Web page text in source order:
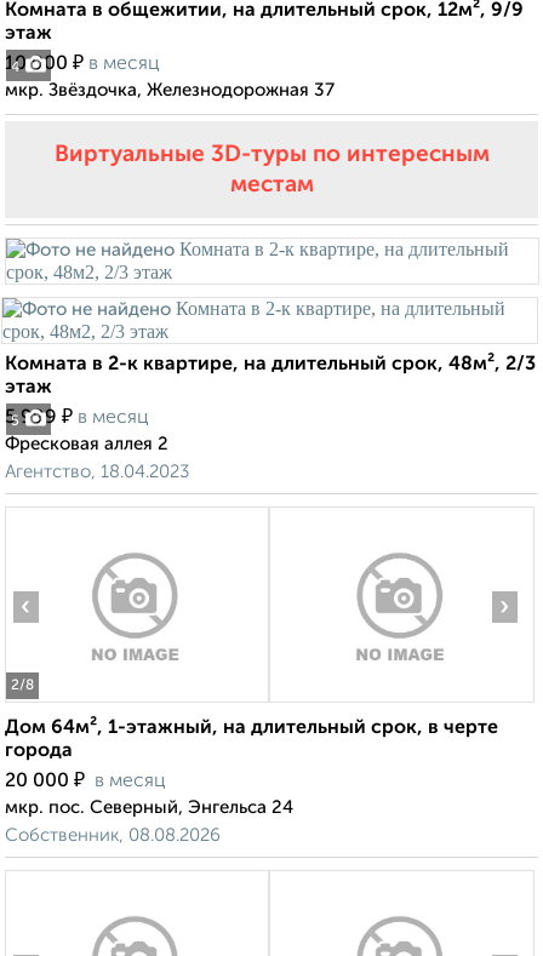
4
Комната в общежитии, на длительный срок, 12м², 9/9
этаж
10 000 ₽ в месяц
мкр. Звёздочка, Железнодорожная 37
Виртуальные 3D-туры по интересным
местам
5
Комната в 2-к квартире, на длительный срок, 48м², 2/3
этаж
5 999 ₽ в месяц
Фресковая аллея 2
Агентство, 18.04.2023
2/8
‹ ›
Дом 64м², 1-этажный, на длительный срок, в черте
города
20 000 ₽ в месяц
мкр. пос. Северный, Энгельса 24
Собственник, 08.08.2026